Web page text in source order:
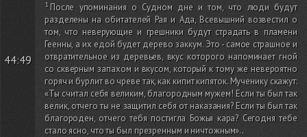
44:49
После упоминания о Судном дне и том, что люди будут
разделены на обитателей Рая и Ада, Всевышний возвестил о
том, что неверующие и грешники будут страдать в пламени
Геенны, а их едой будет дерево заккум. Это - самое страшное и
отвратительное из деревьев, вкус которого напоминает гной
со скверным запахом и вкусом, который к тому же невероятно
горяч и бурлит во чреве так, как кипит кипяток. Мученику скажут:
«Ты считал себя великим, благородным мужем! Если ты был так
велик, отчего ты не защитил себя от наказания? Если ты был так
благороден, отчего тебя постигла Божья кара? Сегодня тебе
стало ясно, что ты был презренным и ничтожным»..